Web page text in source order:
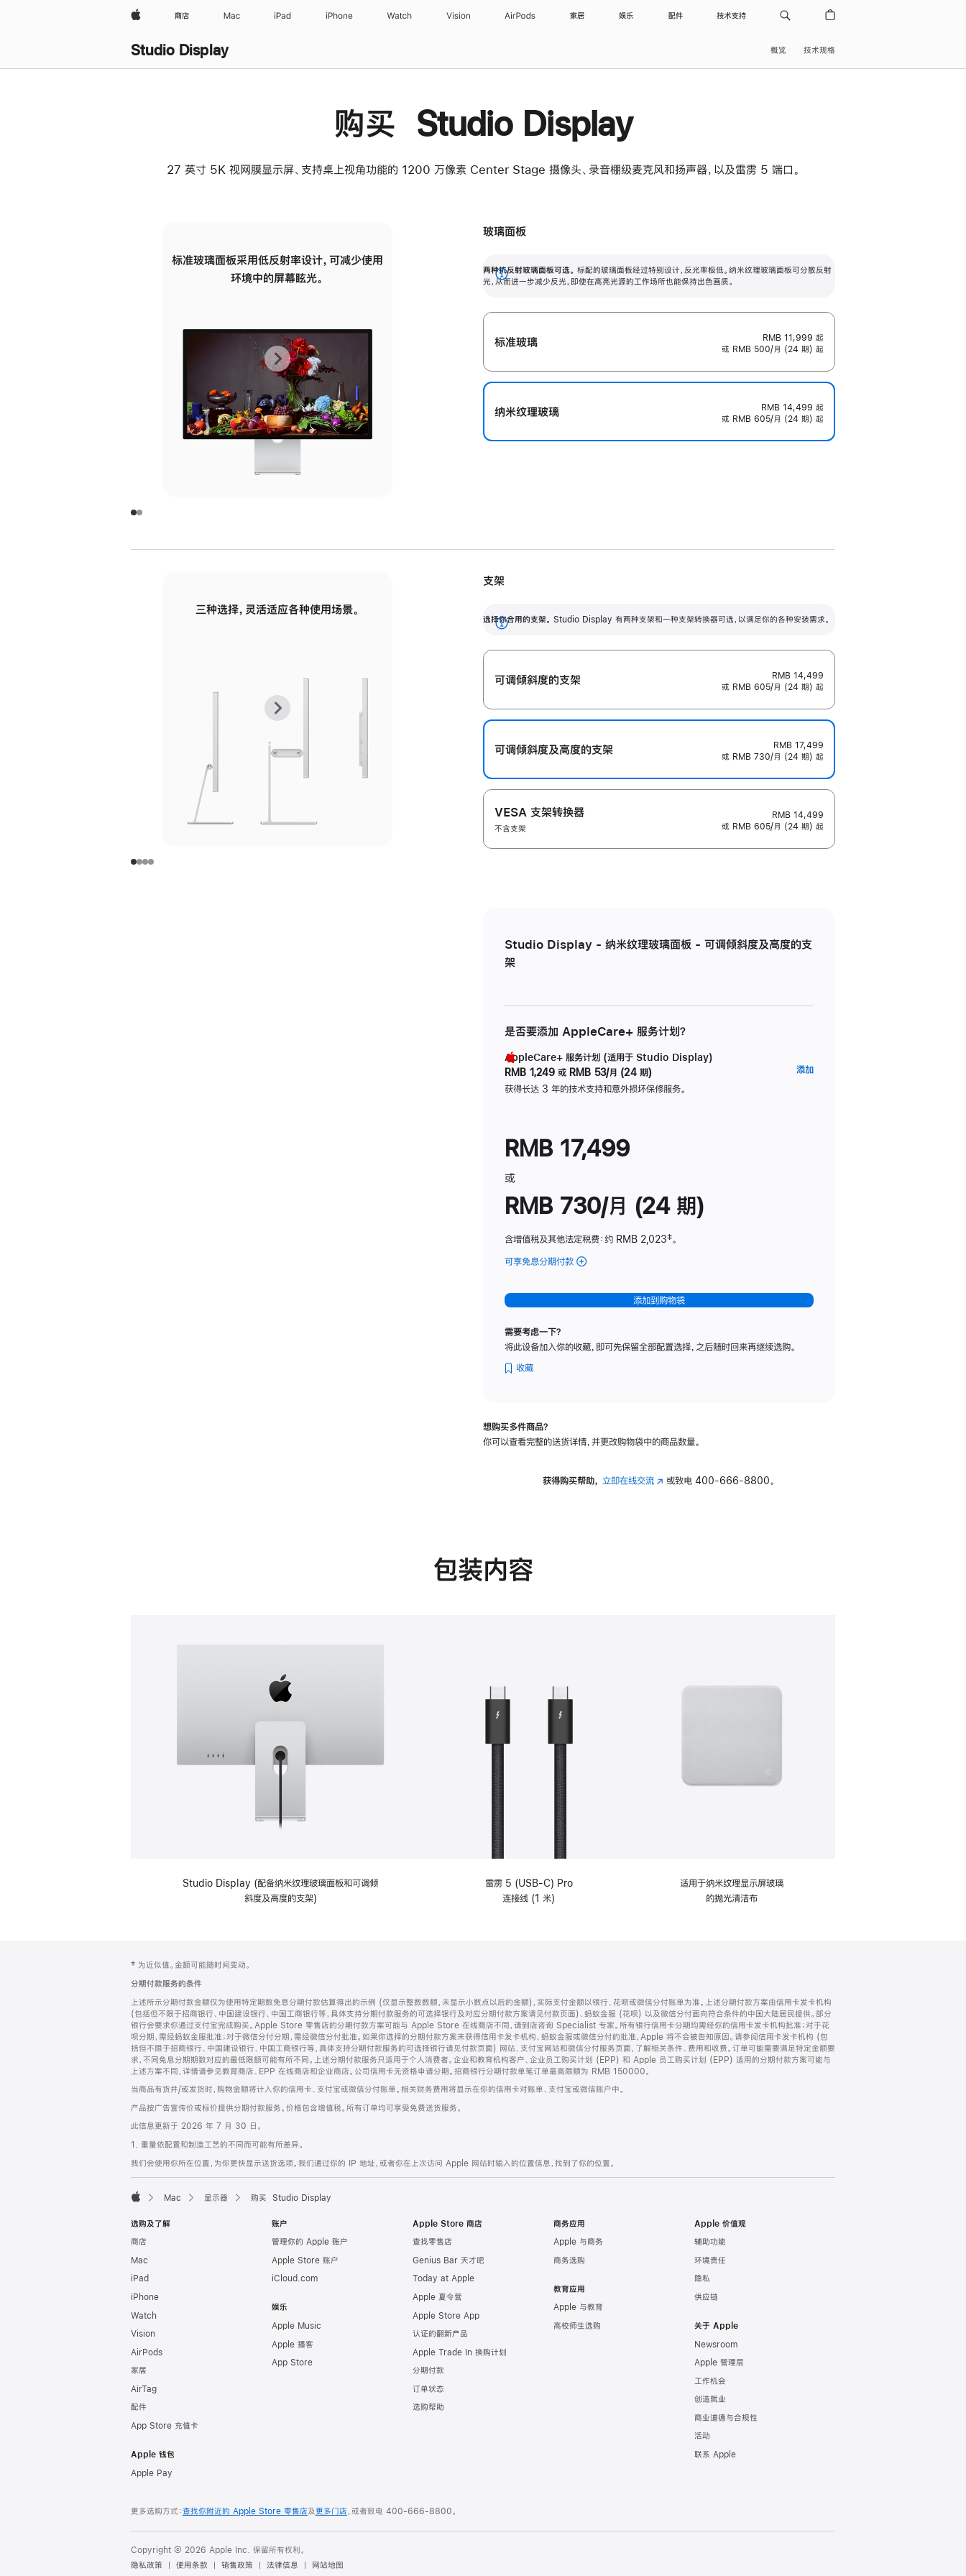
Apple 商店 Mac iPad iPhone Watch Vision AirPods 家居 娱乐 配件 技术支持
Studio Display 概览 技术规格
购买 Studio Display
27 英寸 5K 视网膜显示屏、支持桌上视角功能的 1200 万像素 Center Stage 摄像头、录音棚级麦克风和扬声器，以及雷雳 5 端口。
标准玻璃面板采用低反射率设计，可减少使用
环境中的屏幕眩光。
有高亮光源的场所使用，也能保持出色画质。
上
一
张
图
面
下
一
张
图
面
玻璃面板
两种抗反射玻璃面板可选。 标配的玻璃面板经过特别设计，反光率极低。纳米纹理玻璃面板可分散反射
光，从而进一步减少反光，即使在高亮光源的工作场所也能保持出色画质。
展
标准玻璃 RMB 11,999 起
或 RMB 500/月 (24 期) 起
纳米纹理玻璃 RMB 14,499 起
或 RMB 605/月 (24 期) 起
三种选择，灵活适应各种使用场景。
调节范围。
毫米的高度调节范围。
上
张
下
张
支架
选择你合用的支架。 Studio Display 有两种支架和一种支架转换器可选，以满足你的各种安装需求。
展
开
可调倾斜度的支架
RMB 14,499
或 RMB 605/月 (24 期) 起
可调倾斜度及高‍度的支‍架
RMB 17,499
或 RMB 730/月 (24 期) 起
VESA 支架转换器
不含支架
RMB 14,499
或 RMB 605/月 (24 期) 起
Studio Display - 纳米纹理玻璃面板 - 可调倾斜度及高度的支
架
是否要添加 AppleCare+ 服务计划？
AppleCare+ 服务计划 (适用于 Studio Display)
RMB 1,249 或 RMB 53/月 (24 期)
获得长达 3 年的技术支持和意外损坏保修服务。
添加
RMB 17,499
或
RMB 730/月 (24 期)
含增值税及其他法定税费：约 RMB 2,023脚
‡。
可享免息分期付款 (Studio
-
纳
理
可
斜
添加到购物袋
需要考虑一下？
将此设备加入你的收藏，即可先保留全部配置选择，之后随时回来再继续选购。
收藏
想购买多件商品？
你可以查看完整的送货详情，并更改购物袋中的商品数量。
获得购买帮助， 立即在线交流(在 或致电400-666-8800。
包装内容
Studio Display (配备纳米纹理玻璃面板和可调倾
斜度及高度的支架)
雷雳 5 (USB-C) Pro
连接线 (1 米)
适用于纳米纹理显示屏玻璃
的抛光清洁布
页
脚
注
‡ 为近似值。金额可能随时间变动。
分期付款服务的条件
上述所示分期付款金额仅为使用特定期数免息分期付款估算得出的示例 (仅显示整数数额，未显示小数点以后的金额)，实际支付金额以银行、花呗或微信分付账单为准。上述分期付款方案由信用卡发卡机构
(包括但不限于招商银行、中国建设银行、中国工商银行等，具体支持分期付款服务的可选择银行及对应分期付款方案请见付款页面)、蚂蚁金服 (花呗) 以及微信分付面向符合条件的中国大陆居民提供。部分
银行会要求你通过支付宝完成购买。Apple Store 零售店的分期付款方案可能与 Apple Store 在线商店不同，请到店咨询 Specialist 专家。所有银行信用卡分期均需经你的信用卡发卡机构批准；对于花
呗分期，需经蚂蚁金服批准；对于微信分付分期，需经微信分付批准。如果你选择的分期付款方案未获得信用卡发卡机构、蚂蚁金服或微信分付的批准，Apple 将不会被告知原因。请参阅信用卡发卡机构 (包
括但不限于招商银行、中国建设银行、中国工商银行等，具体支持分期付款服务的可选择银行请见付款页面) 网站、支付宝网站和微信分付服务页面，了解相关条件、费用和收费。订单可能需要满足特定金额要
求，不同免息分期期数对应的最低限额可能有所不同。上述分期付款服务只适用于个人消费者。企业和教育机构客户、企业员工购买计划 (EPP) 和 Apple 员工购买计划 (EPP) 适用的分期付款方案可能与
上述方案不同，详情请参见教育商店、EPP 在线商店和企业商店。公司信用卡无资格申请分期。招商银行分期付款单笔订单最高限额为 RMB 150000。
当商品有货并/或发货时，购物金额将计入你的信用卡、支付宝或微信分付账单。相关财务费用将显示在你的信用卡对账单、支付宝或微信账户中。
产品按广告宣传价或标价提供分期付款服务。价格包含增值税。所有订单均可享受免费送货服务。
此信息更新于 2026 年 7 月 30 日。
1. 重量依配置和制造工艺的不同而可能有所差异。
我们会使用你所在位置，为你更快显示送货选项。我们通过你的 IP 地址，或者你在上次访问 Apple 网站时输入的位置信息，找到了你的位置。
Mac 显示器 购买 Studio Display
选购及了解
商店
Mac
iPad
iPhone
Watch
Vision
AirPods
家居
AirTag
配件
App Store 充值卡
Apple 钱包
Apple Pay
账户
管理你的 Apple 账户
Apple Store 账户
iCloud.com
娱乐
Apple Music
Apple 播客
App Store
Apple Store 商店
查找零售店
Genius Bar 天才吧
Today at Apple
Apple 夏令营
Apple Store App
认证的翻新产品
Apple Trade In 换购计划
分期付款
订单状态
选购帮助
商务应用
Apple 与商务
商务选购
教育应用
Apple 与教育
高校师生选购
Apple 价值观
辅助功能
环境责任
隐私
供应链
关于 Apple
Newsroom
Apple 管理层
工作机会
创造就业
商业道德与合规性
活动
联系 Apple
更多选购方式：查找你附近的 Apple Store 零售店及更多门店，或者致电 400-666-8800。
Copyright © 2026 Apple Inc. 保留所有权利。
隐私政策
使用条款 销售政策 法律信息 网站地图